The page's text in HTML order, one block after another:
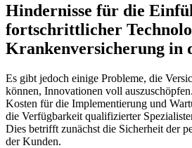
Hindernisse für die
fortschrittlicher
Krankenversicherung in
Es gibt jedoch einige Probleme, die
können, Innovationen voll
Kosten für die Implementierung und
die Verfügbarkeit qualifizierter
Dies betrifft zunächst die Sicherheit der
der Kunden.